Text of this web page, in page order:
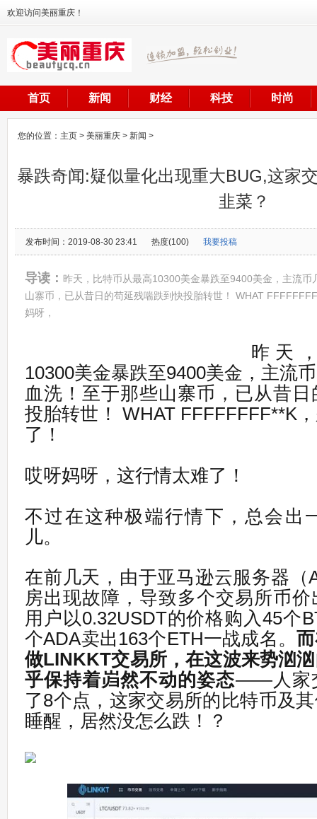
欢迎访问美丽重庆！
首页 新闻 财经 科技 时尚
您的位置： 主页 > 美丽重庆 > 新闻 >
暴跌奇闻:疑似量化出现重大BUG,这家
韭菜？
发布时间：2019-08-30 23:41 热度(100) 我要投稿
导读： 昨天，比特币从最高10300美金暴跌至9400美金，主流
山寨币，已从昔日的苟延残喘跌到快投胎转世！ WHAT
妈呀，
昨天
10300美金暴跌至9400美金，主流
血洗！至于那些山寨币，已从昔
投胎转世！ WHAT FFFFFFFF**K
了！
哎呀妈呀，这行情太难了！
不过在这种极端行情下，总会出
儿。
在前几天，由于亚马逊云服务器（
房出现故障，导致多个交易所币
用户以0.32USDT的价格购入45个
个ADA卖出163个ETH一战成名。
做LINKKT交易所，在这波来势汹
乎保持着岿然不动的姿态——人家
了8个点，这家交易所的比特币及
睡醒，居然没怎么跌！？